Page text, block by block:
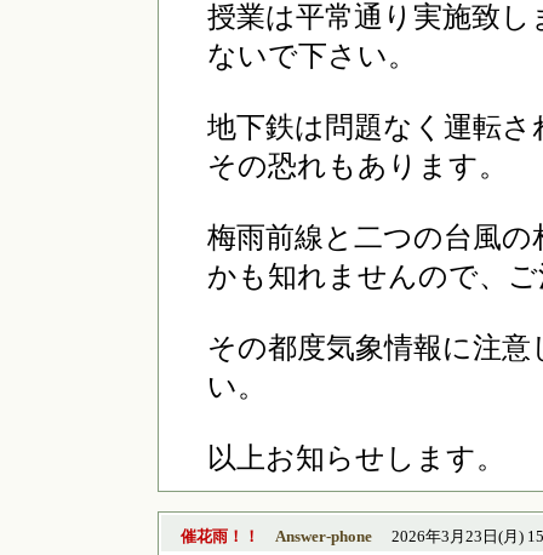
授業は平常通り実施致
ないで下さい。
地下鉄は問題なく運転
その恐れもあります。
梅雨前線と二つの台風
かも知れませんので、
その都度気象情報に注
い。
以上お知らせします。
催花雨！！ Answer-phone 2026年3月23日(月)